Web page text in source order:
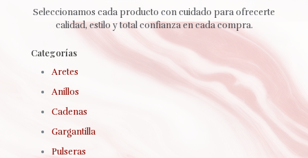
Seleccionamos cada producto con cuidado para ofrecerte
calidad, estilo y total confianza en cada compra.
Categorías
Aretes
Anillos
Cadenas
Gargantilla
Pulseras